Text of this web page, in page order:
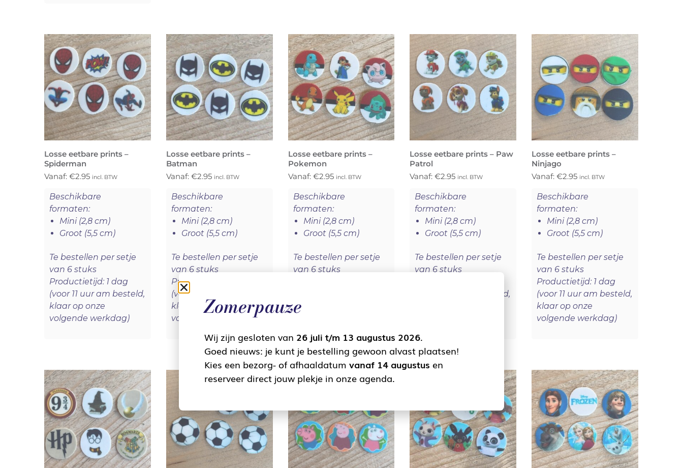
Losse eetbare prints –
Spiderman
Vanaf: €2.95 incl. BTW
Beschikbare
formaten:
Mini (2,8 cm)
Groot (5,5 cm)
Te bestellen per setje
van 6 stuks
Productietijd: 1 dag
(voor 11 uur am besteld,
klaar op onze
volgende werkdag)
Losse eetbare prints –
Batman
Vanaf: €2.95 incl. BTW
Beschikbare
formaten:
Mini (2,8 cm)
Groot (5,5 cm)
Te bestellen per setje
van 6 stuks
Productietijd: 1 dag
(voor 11 uur am besteld,
klaar op onze
volgende werkdag)
Losse eetbare prints –
Pokemon
Vanaf: €2.95 incl. BTW
Beschikbare
formaten:
Mini (2,8 cm)
Groot (5,5 cm)
Te bestellen per setje
van 6 stuks
klaar op onze
Losse eetbare prints – Paw
Patrol
Vanaf:€2.95 incl. BTW
Beschikbare
formaten:
Mini (2,8 cm)
Groot (5,5 cm)
Te bestellen per setje
van 6 stuks
(voor 11 uur am besteld,
Losse eetbare prints –
Ninjago
Vanaf: €2.95 incl. BTW
Beschikbare
formaten:
Mini (2,8 cm)
Groot (5,5 cm)
Te bestellen per setje
van 6 stuks
Productietijd: 1 dag
(voor 11 uur am besteld,
klaar op onze
volgende werkdag)
Zomerpauze
Wij zijn gesloten van 26 juli t/m 13 augustus 2026.
Goed nieuws: je kunt je bestelling gewoon alvast plaatsen!
Kies een bezorg- of afhaaldatum vanaf 14 augustus en
reserveer direct jouw plekje in onze agenda.